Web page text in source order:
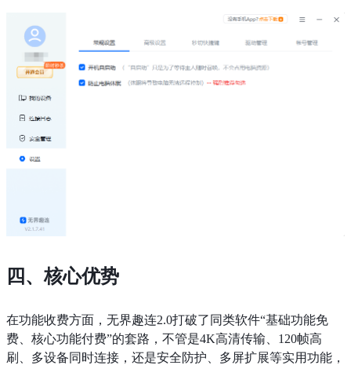
四、核心优势
在功能收费方面，无界趣连2.0打破了同类软件“基础功能免
费、核心功能付费”的套路，不管是4K高清传输、120帧高
刷、多设备同时连接，还是安全防护、多屏扩展等实用功能，